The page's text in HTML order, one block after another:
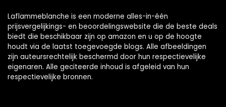
Laflammeblanche is een moderne alles-in-één
prijsvergelijkings- en beoordelingswebsite die de beste deals
biedt die beschikbaar zijn op amazon en u op de hoogte
houdt via de laatst toegevoegde blogs. Alle afbeeldingen
zijn auteursrechtelijk beschermd door hun respectievelijke
eigenaren. Alle geciteerde inhoud is afgeleid van hun
respectievelijke bronnen.